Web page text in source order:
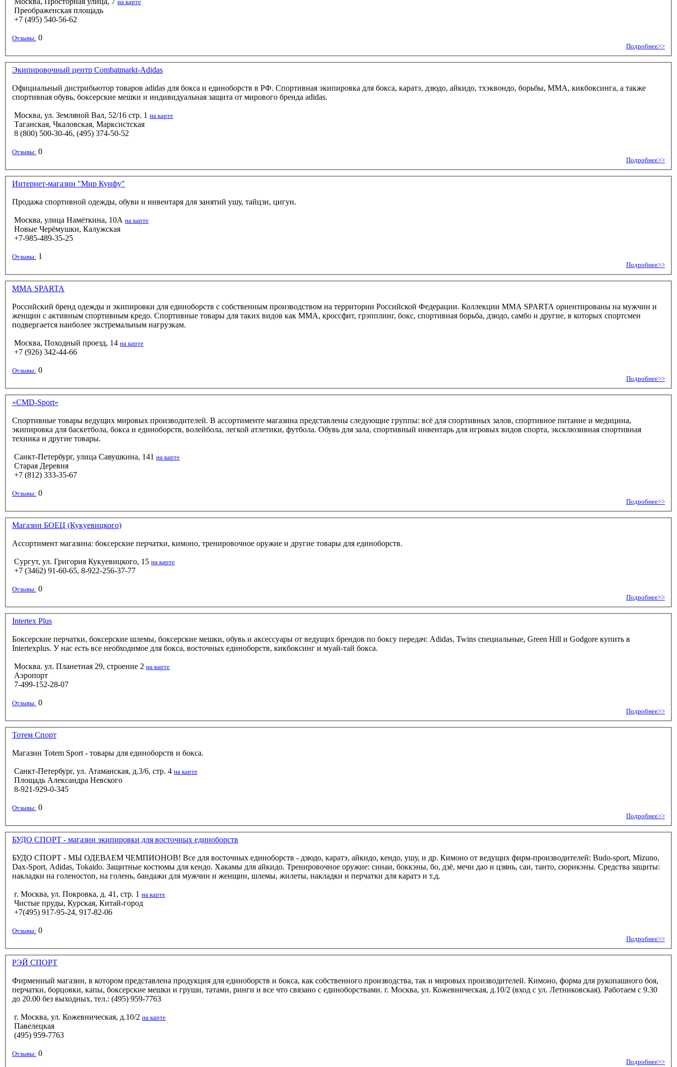
на карте
Преображенская площадь
+7 (495) 540-56-62
Отзывы: 0
Подробнее>>
Экипировочный центр Combatmarkt-Adidas
Официальный дистрибьютор товаров adidas для бокса и единоборств в РФ. Спортивная экипировка для бокса, каратэ, дзюдо, айкидо, тхэквондо, борьбы, ММА, кикбоксинга, а также
спортивная обувь, боксерские мешки и индивидуальная защита от мирового бренда adidas.
Москва, ул. Земляной Вал, 52/16 стр. 1 на карте
Таганская, Чкаловская, Марксистская
8 (800) 500-30-46, (495) 374-50-52
Отзывы: 0
Подробнее>>
Интернет-магазин "Мир Кунфу"
Продажа спортивной одежды, обуви и инвентаря для занятий ушу, тайцзи, цигун.
Москва, улица Намёткина, 10А на карте
Новые Черёмушки, Калужская
+7-985-489-35-25
Отзывы: 1
Подробнее>>
MMA SPARTA
Российский бренд одежды и экипировки для единоборств с собственным производством на территории Российской Федерации. Коллекции MMA SPARTA ориентированы на мужчин и
женщин с активным спортивным кредо. Спортивные товары для таких видов как ММА, кроссфит, грэпплинг, бокс, спортивная борьба, дзюдо, самбо и другие, в которых спортсмен
подвергается наиболее экстремальным нагрузкам.
Москва, Походный проезд, 14 на карте
+7 (926) 342-44-66
Отзывы: 0
Подробнее>>
«CMD-Sport»
Спортивные товары ведущих мировых производителей. В ассортименте магазина представлены следующие группы: всё для спортивных залов, спортивное питание и медицина,
экипировка для баскетбола, бокса и единоборств, волейбола, легкой атлетики, футбола. Обувь для зала, спортивный инвентарь для игровых видов спорта, эксклюзивная спортивная
техника и другие товары.
Санкт-Петербург, улица Савушкина, 141 на карте
Старая Деревня
+7 (812) 333-35-67
Отзывы: 0
Подробнее>>
Магазин БОЕЦ (Кукуевицкого)
Ассортимент магазина: боксерские перчатки, кимоно, тренировочное оружие и другие товары для единоборств.
Сургут, ул. Григория Кукуевицкого, 15 на карте
+7 (3462) 91-60-65, 8-922-256-37-77
Отзывы: 0
Подробнее>>
Intertex Plus
Боксерские перчатки, боксерские шлемы, боксерские мешки, обувь и аксессуары от ведущих брендов по боксу передач: Adidas, Twins специальные, Green Hill и Godgore купить в
Intertexplus. У нас есть все необходимое для бокса, восточных единоборств, кикбоксинг и муай-тай бокса.
Москва. ул. Планетная 29, строение 2 на карте
Аэропорт
7-499-152-28-07
Отзывы: 0
Подробнее>>
Тотем Спорт
Магазин Totem Sport - товары для единоборств и бокса.
Санкт-Петербург, ул. Атаманская, д.3/6, стр. 4 на карте
Площадь Александра Невского
8-921-929-0-345
Отзывы: 0
Подробнее>>
БУДО СПОРТ - магазин экипировки для восточных единоборств
БУДО СПОРТ - МЫ ОДЕВАЕМ ЧЕМПИОНОВ! Все для восточных единоборств - дзюдо, каратэ, айкидо, кендо, ушу, и др. Кимоно от ведущих фирм-производителей: Budo-sport, Mizuno,
Dax-Sport, Adidas, Tokaido. Защитные костюмы для кендо. Хакамы для айкидо. Тренировочное оружие: синаи, боккэны, бо, дзё, мечи дао и цзянь, саи, танто, сюрикэны. Средства защиты:
накладки на голеностоп, на голень, бандажи для мужчин и женщин, шлемы, жилеты, накладки и перчатки для каратэ и т.д.
г. Москва, ул. Покровка, д. 41, стр. 1 на карте
Чистые пруды, Курская, Китай-город
+7(495) 917-95-24, 917-82-06
Отзывы: 0
Подробнее>>
РЭЙ СПОРТ
Фирменный магазин, в котором представлена продукция для единоборств и бокса, как собственного производства, так и мировых производителей. Кимоно, форма для рукопашного боя,
перчатки, борцовки, капы, боксерские мешки и груши, татами, ринги и все что связано с единоборствами. г. Москва, ул. Кожевническая, д.10/2 (вход с ул. Летниковская). Работаем с 9.30
до 20.00 без выходных, тел.: (495) 959-7763
г. Москва, ул. Кожевническая, д.10/2 на карте
Павелецкая
(495) 959-7763
Отзывы: 0
Подробнее>>